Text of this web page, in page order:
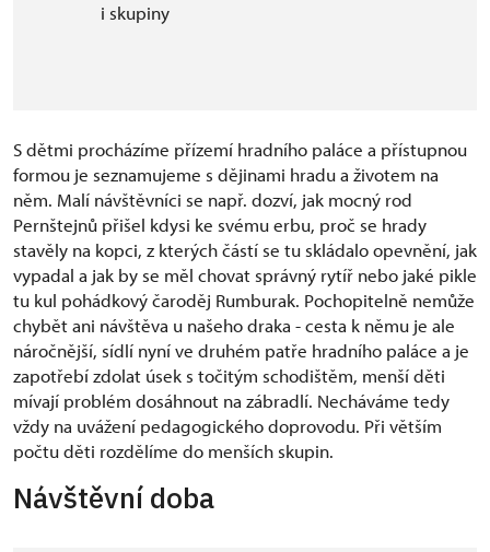
i skupiny
S dětmi procházíme přízemí hradního paláce a přístupnou
formou je seznamujeme s dějinami hradu a životem na
něm. Malí návštěvníci se např. dozví, jak mocný rod
Pernštejnů přišel kdysi ke svému erbu, proč se hrady
stavěly na kopci, z kterých částí se tu skládalo opevnění, jak
vypadal a jak by se měl chovat správný rytíř nebo jaké pikle
tu kul pohádkový čaroděj Rumburak. Pochopitelně nemůže
chybět ani návštěva u našeho draka - cesta k němu je ale
náročnější, sídlí nyní ve druhém patře hradního paláce a je
zapotřebí zdolat úsek s točitým schodištěm, menší děti
mívají problém dosáhnout na zábradlí. Necháváme tedy
vždy na uvážení pedagogického doprovodu. Při větším
počtu děti rozdělíme do menších skupin.
Návštěvní doba